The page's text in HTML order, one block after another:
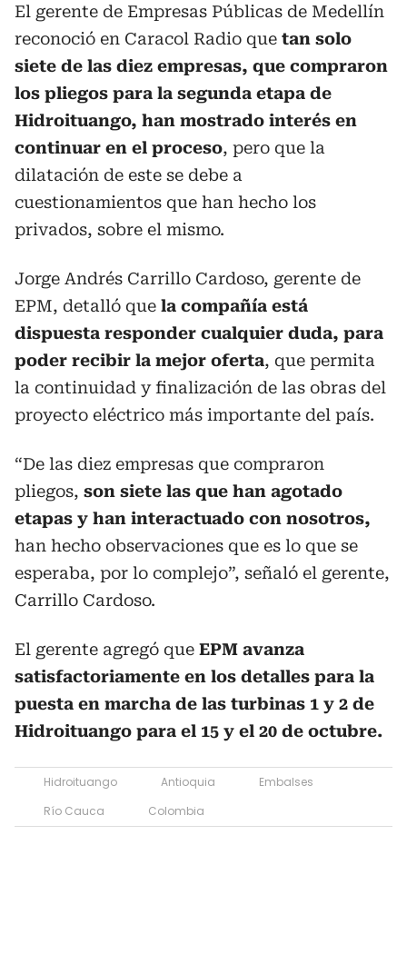
El gerente de Empresas Públicas de Medellín
reconoció en Caracol Radio que tan solo
siete de las diez empresas, que compraron
los pliegos para la segunda etapa de
Hidroituango, han mostrado interés en
continuar en el proceso, pero que la
dilatación de este se debe a
cuestionamientos que han hecho los
privados, sobre el mismo.
Jorge Andrés Carrillo Cardoso, gerente de
EPM, detalló que la compañía está
dispuesta responder cualquier duda, para
poder recibir la mejor oferta, que permita
la continuidad y finalización de las obras del
proyecto eléctrico más importante del país.
“De las diez empresas que compraron
pliegos, son siete las que han agotado
etapas y han interactuado con nosotros,
han hecho observaciones que es lo que se
esperaba, por lo complejo”, señaló el gerente,
Carrillo Cardoso.
El gerente agregó que EPM avanza
satisfactoriamente en los detalles para la
puesta en marcha de las turbinas 1 y 2 de
Hidroituango para el 15 y el 20 de octubre.
Hidroituango Antioquia
Embalses
Río Cauca
Colombia